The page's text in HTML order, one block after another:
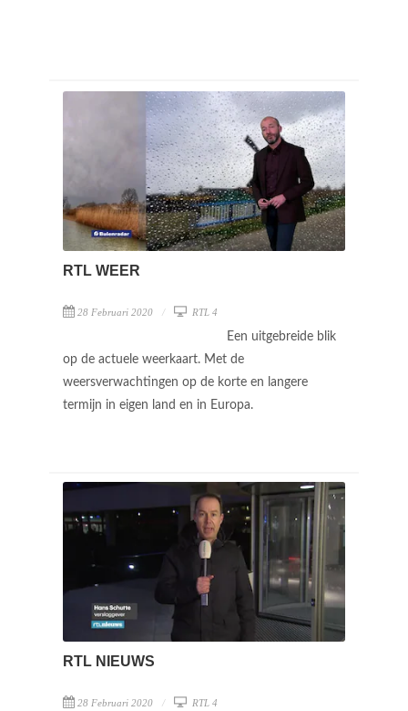
RTL WEER
28 Februari 2020 RTL 4
Een uitgebreide blik
op de actuele weerkaart. Met de
weersverwachtingen op de korte en langere
termijn in eigen land en in Europa.
RTL NIEUWS
28 Februari 2020 RTL 4